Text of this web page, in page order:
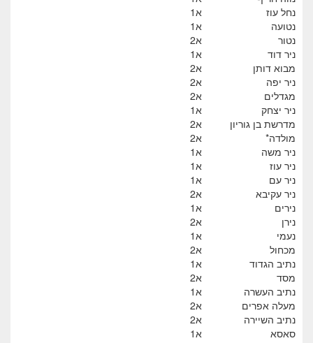
נחל עוז
א1
נטועה
א1
נטור
א2
ניר דוד
א1
מבוא דותן
א2
ניר יפה
א2
מגדלים
א2
ניר יצחק
א1
מדרשת בן גוריון
א2
מולדה*
א2
ניר משה
א1
ניר עוז
א1
ניר עם
א1
ניר עקיבא
א2
נירים
א1
נירן
א2
נעמי
א1
מכחול
א2
נתיב הגדוד
א1
מסד
א2
נתיב העשרה
א1
מעלה אפרים
א2
נתיב השיירה
א2
סאסא
א1